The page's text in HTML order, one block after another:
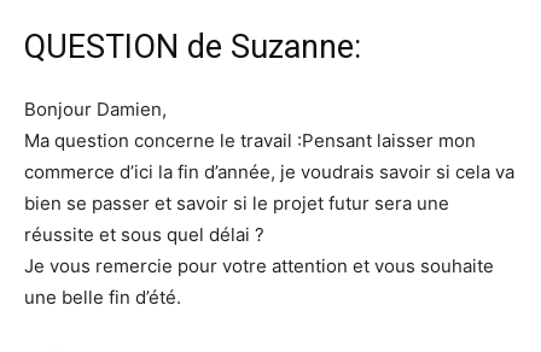
QUESTION de Suzanne:
Bonjour Damien,
Ma question concerne le travail :Pensant laisser mon
commerce d’ici la fin d’année, je voudrais savoir si cela va
bien se passer et savoir si le projet futur sera une
réussite et sous quel délai ?
Je vous remercie pour votre attention et vous souhaite
une belle fin d’été.